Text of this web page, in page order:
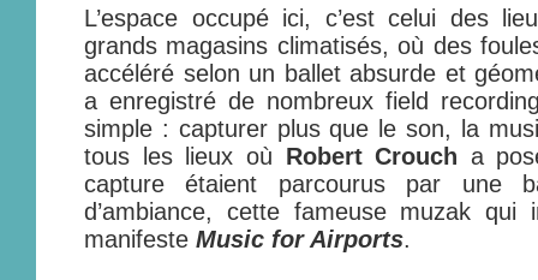
L’espace occupé ici, c’est celui des
grands magasins climatisés, où des
accéléré selon un ballet absurde et
a enregistré de nombreux field
simple : capturer plus que le son, la
tous les lieux où Robert Crouch a
capture étaient parcourus par une
d’ambiance, cette fameuse muzak
manifeste Music for Airports.